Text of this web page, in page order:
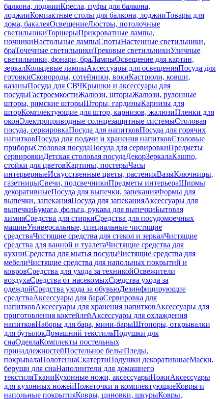
балкона, лоджииКресла, пуфы для балкона,
лоджииКомпактные столы для балкона, лоджииТовары для
дома, бакалеяОсвещениеЛюстры, потолочные
светильникиТоршерыПрикроватные лампы,
ночникиНастольные лампыСпотыНастенные светильники,
браТочечные светильникиТрековые светильникиУличные
светильники, фонари, браЛампыОсвещение для картин,
зеркалКольцевые лампыАксессуары для освещенияПосуда для
готовкиСковороды, сотейники, вокиКастрюли, ковши,
казаныПосуда для СВЧКрышки и аксессуары для
посудыГастроемкостиЖалюзи, шторыЖалюзи, рулонные
шторы, римские шторыШторы, гардиныКарнизы для
шторКомплектующие для штор, карнизов, жалюзиПленки для
оконЭлектроприводные солнцезащитные системыСтоловая
посуда, сервировкаПосуда для напитковПосуда для горячих
напитковПосуда для подачи и хранения напитковСтоловые
приборыСтоловая посудаПосуда для сервировкиПредметы
сервировкиДетская столовая посудаДекорЗеркалаКашпо,
стойки для цветовКартины, постерыЧасы
интерьерныеИскусственные цветы, растенияВазыКлючницы,
газетницыСвечи, подсвечникиПредметы интерьераШирмы
декоративныеПосуда для выпечки, запеканияФормы для
выпечки, запеканияПосуда для запеканияАксессуары для
выпечкиБумага, фольга, рукава для выпечкиБытовая
химияСредства для стиркиСредства для посудомоечных
машинУниверсальные, специальные чистящие
средстваЧистящие средства для стекол и зеркалЧистящие
средства для ванной и туалетаЧистящие средства для
кухниСредства для мытья посудыЧистящие средства для
мебелиЧистящие средства для напольных покрытий и
ковровСредства для ухода за техникойОсвежители
воздухаСредства от насекомыхСредства ухода за
одеждойСредства ухода за обувьюДезинфицирующие
средстваАксессуары для бараСервировка для
напитковАксессуары для хранения напитковАксессуары для
приготовления коктейлейАксессуары для охлаждения
напитковНаборы для бара, мини-барыШтопоры, открывалки
для бутылокДомашний текстильПодушки для
снаОдеялаКомплекты постельных
принадлежностейПостельное бельеПледы,
покрывалаПолотенцаСкатертиПодушки декоративныеМаски,
беруши для снаНаполнители для домашнего
текстиляТканиКухонные ножи, аксессуарыНожиАксессуары
для кухонных ножейНожеточки и комплектующиеКовры и
напольные покрытияКовры, циновки, шкурыКовры,